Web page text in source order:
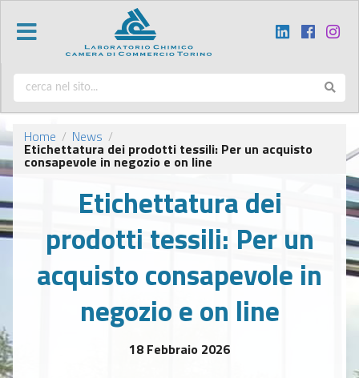
Home / News /
Etichettatura dei prodotti tessili: Per un acquisto
consapevole in negozio e on line
Etichettatura dei
prodotti tessili: Per un
acquisto consapevole in
negozio e on line
18 Febbraio 2026